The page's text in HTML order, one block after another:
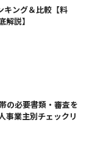
キング＆比較【料
解説】
の必要書類・審査を
事業主別チェックリ